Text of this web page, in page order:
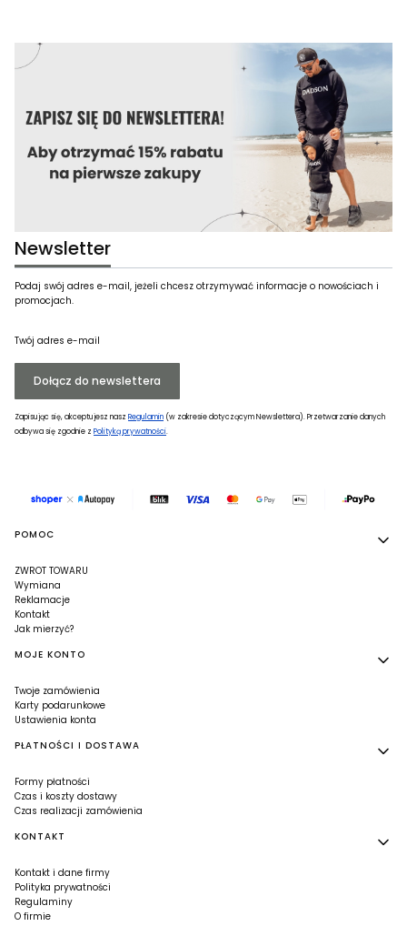
Newsletter
Podaj swój adres e-mail, jeżeli chcesz otrzymywać informacje o nowościach i
promocjach.
Twój adres e-mail
Dołącz do newslettera
Zapisując się, akceptujesz nasz Regulamin (w zakresie dotyczącym Newslettera). Przetwarzanie danych
odbywa się zgodnie z Polityką prywatności.
Linki w stopce
POMOC
ZWROT TOWARU
Wymiana
Reklamacje
Kontakt
Jak mierzyć?
MOJE KONTO
Twoje zamówienia
Karty podarunkowe
Ustawienia konta
PŁATNOŚCI I DOSTAWA
Formy płatności
Czas i koszty dostawy
Czas realizacji zamówienia
KONTAKT
Kontakt i dane firmy
Polityka prywatności
Regulaminy
O firmie